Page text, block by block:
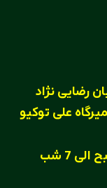
رضایی نژاد
علی توکیو
الی 7 شب